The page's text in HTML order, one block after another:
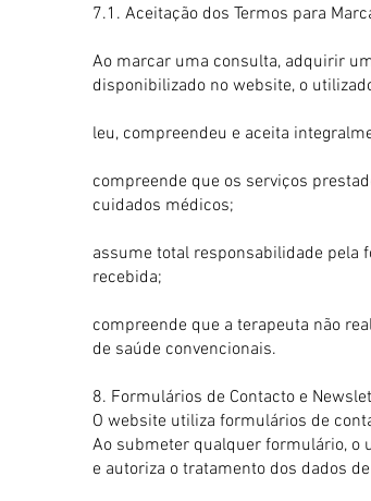
7.1. Aceitação dos Termos para
Ao marcar uma consulta, adquirir
disponibilizado no website, o
leu, compreendeu e aceita
compreende que os serviços
cuidados médicos;
assume total responsabilidade pela
recebida;
compreende que a terapeuta não
de saúde convencionais.
8. Formulários de Contacto e
O website utiliza formulários de
Ao submeter qualquer formulário, o
e autoriza o tratamento dos dados